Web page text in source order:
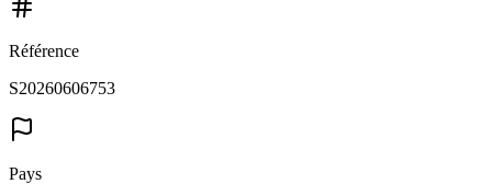
Référence
S20260606753
Pays